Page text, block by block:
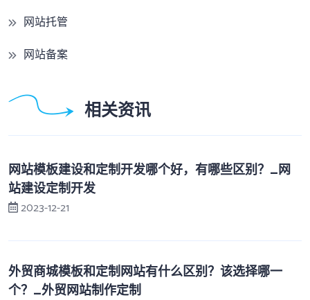
网站托管
网站备案
相关资讯
网站模板建设和定制开发哪个好，有哪些区别？_网
站建设定制开发
2023-12-21
外贸商城模板和定制网站有什么区别？该选择哪一
个？_外贸网站制作定制